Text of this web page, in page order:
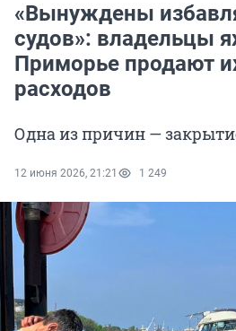
«Вынуждены
судов»: владельцы
Приморье продают
расходов
Одна из причин —
12 июня 2026, 21:21 1 249